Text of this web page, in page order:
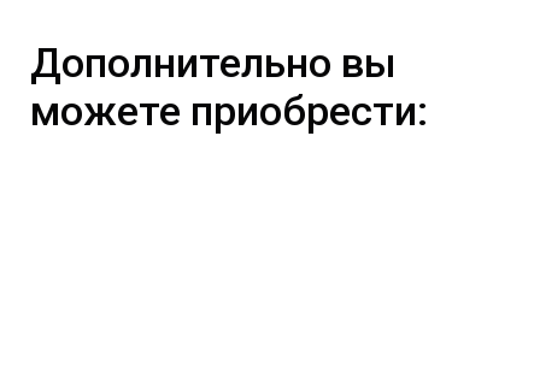
Дополнительно вы
можете приобрести: